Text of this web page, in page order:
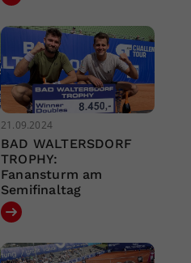
21.09.2024
BAD WALTERSDORF
TROPHY:
Fanansturm am
Semifinaltag